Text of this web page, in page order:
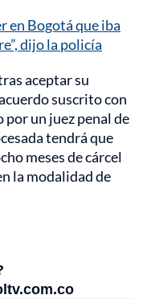
en Bogotá que iba
dijo la policía
aceptar su
suscrito con
por un juez penal de
tendrá que
meses de cárcel
la modalidad de